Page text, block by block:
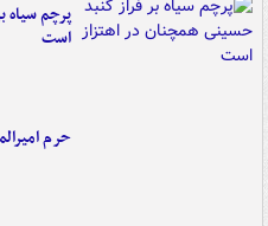
پرچم سیاه
است
حرم